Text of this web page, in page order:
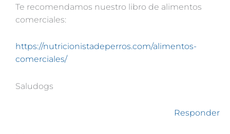
Te recomendamos nuestro libro de alimentos
comerciales:
https://nutricionistadeperros.com/alimentos-
comerciales/
Saludogs
Responder